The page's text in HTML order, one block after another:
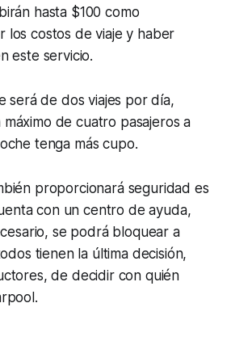
hasta $100 como
los costos de viaje y haber
este servicio.
será de dos viajes por día,
de cuatro pasajeros a
tenga más cupo.
proporcionará seguridad es
con un centro de ayuda,
se podrá bloquear a
tienen la última decisión,
de decidir con quién